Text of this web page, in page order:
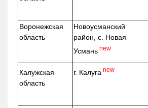
Воронежская
область
Новоусманский
район, с. Новая
Усмань new
Калужская
область
г. Калуга new